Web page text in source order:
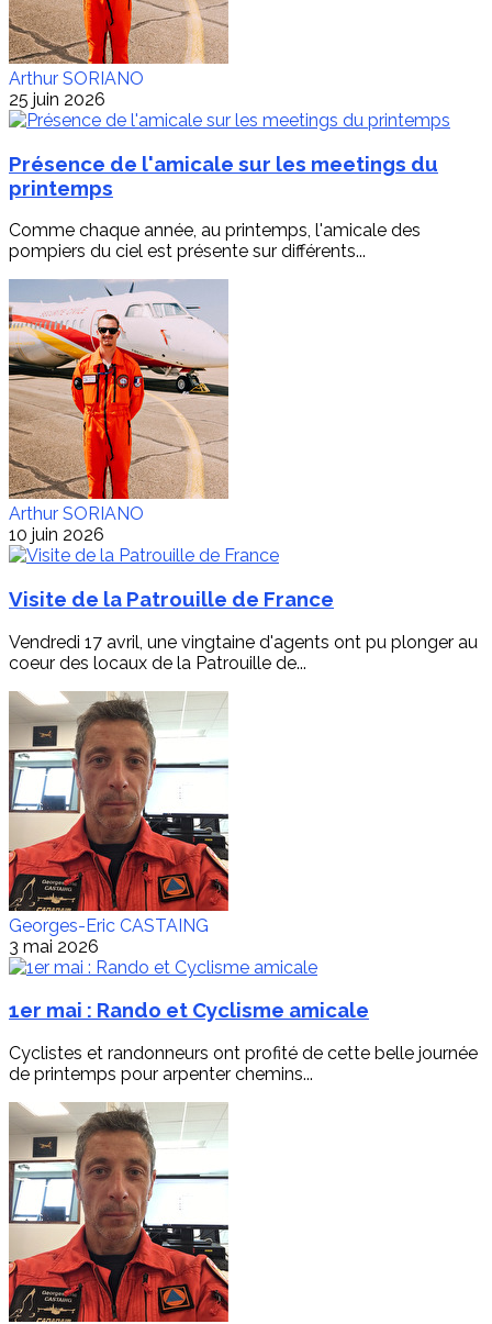
Arthur SORIANO
25 juin 2026
Présence de l'amicale sur les meetings du
printemps
Comme chaque année, au printemps, l'amicale des
pompiers du ciel est présente sur différents...
Arthur SORIANO
10 juin 2026
Visite de la Patrouille de France
Vendredi 17 avril, une vingtaine d'agents ont pu plonger au
coeur des locaux de la Patrouille de...
Georges-Eric CASTAING
3 mai 2026
1er mai : Rando et Cyclisme amicale
Cyclistes et randonneurs ont profité de cette belle journée
de printemps pour arpenter chemins...